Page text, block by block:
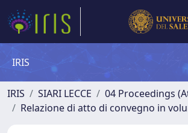
IRIS
IRIS SIARI LECCE
04 Proceedings
Relazione di atto di convegno in